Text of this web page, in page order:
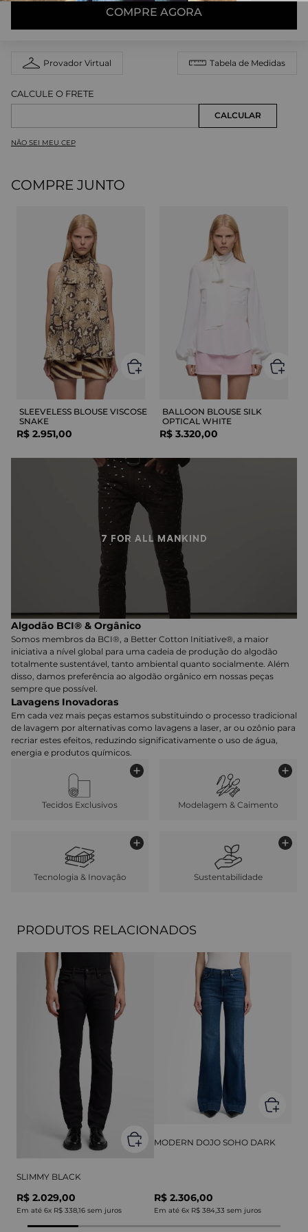
COMPRE AGORA
Provador Virtual Tabela de Medidas
NÃO SEI MEU CEP
COMPRE JUNTO
SLEEVELESS BLOUSE VISCOSE
SNAKE
R$ 2.951,00
BALLOON BLOUSE SILK
OPTICAL WHITE
R$ 3.320,00
Algodão BCI® & Orgânico
Somos membros da BCI®, a Better Cotton Initiative®, a maior
iniciativa a nível global para uma cadeia de produção do algodão
totalmente sustentável, tanto ambiental quanto socialmente. Além
disso, damos preferência ao algodão orgânico em nossas peças
sempre que possível.
Lavagens Inovadoras
Em cada vez mais peças estamos substituindo o processo tradicional
de lavagem por alternativas como lavagens a laser, ar ou ozônio para
recriar estes efeitos, reduzindo significativamente o uso de água,
energia e produtos químicos.
Tecidos Exclusivos Modelagem & Caimento
Tecnologia & Inovação Sustentabilidade
PRODUTOS RELACIONADOS
SLIMMY BLACK
R$ 2.029,00
Em até 6x R$ 338,16 sem juros
MODERN DOJO SOHO DARK
R$ 2.306,00
Em até 6x R$ 384,33 sem juros